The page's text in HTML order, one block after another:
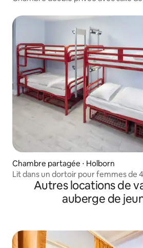
Chambre partagée ⋅ Holborn
Lit dans un dortoir pour femmes de
communeAutres locations de
auberge de